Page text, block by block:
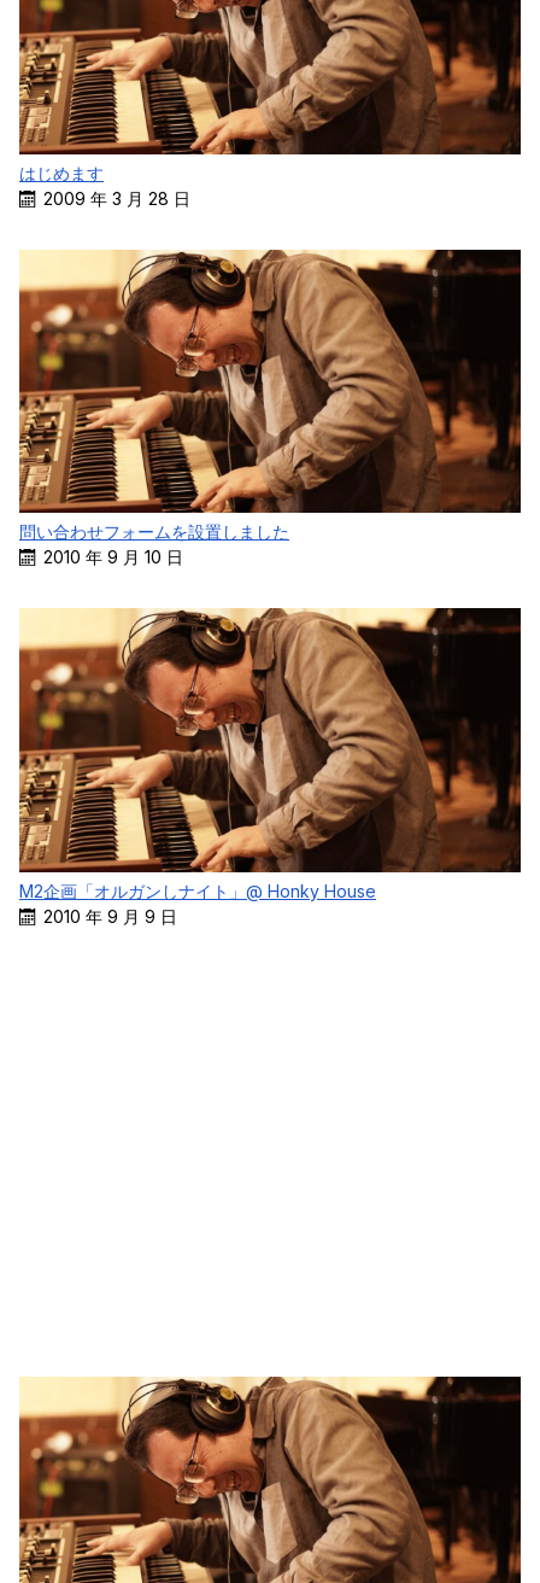
はじめます
2009 年 3 月 28 日
問い合わせフォームを設置しました
2010 年 9 月 10 日
M2企画「オルガンしナイト」@ Honky House
2010 年 9 月 9 日